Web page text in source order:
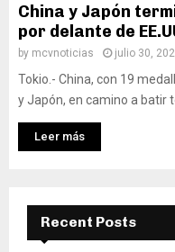
China y Japón
por delante de
by mcvnoticias julio 30,
Tokio.- China, con 19
y Japón, en camino a batir
Leer más
Recent Posts